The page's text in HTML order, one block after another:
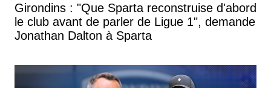
Girondins : "Que Sparta reconstruise d'abord
le club avant de parler de Ligue 1", demande
Jonathan Dalton à Sparta